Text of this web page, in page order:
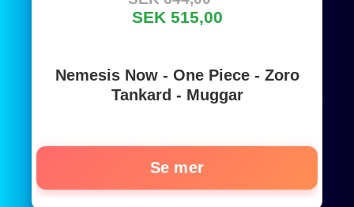
SEK 515,00
Nemesis Now - One Piece - Zoro
Tankard - Muggar
Se mer